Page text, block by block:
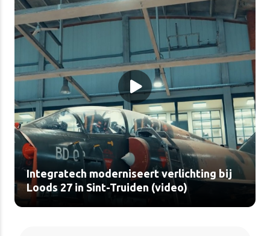
Integratech moderniseert verlichting bij
Loods 27 in Sint-Truiden (video)